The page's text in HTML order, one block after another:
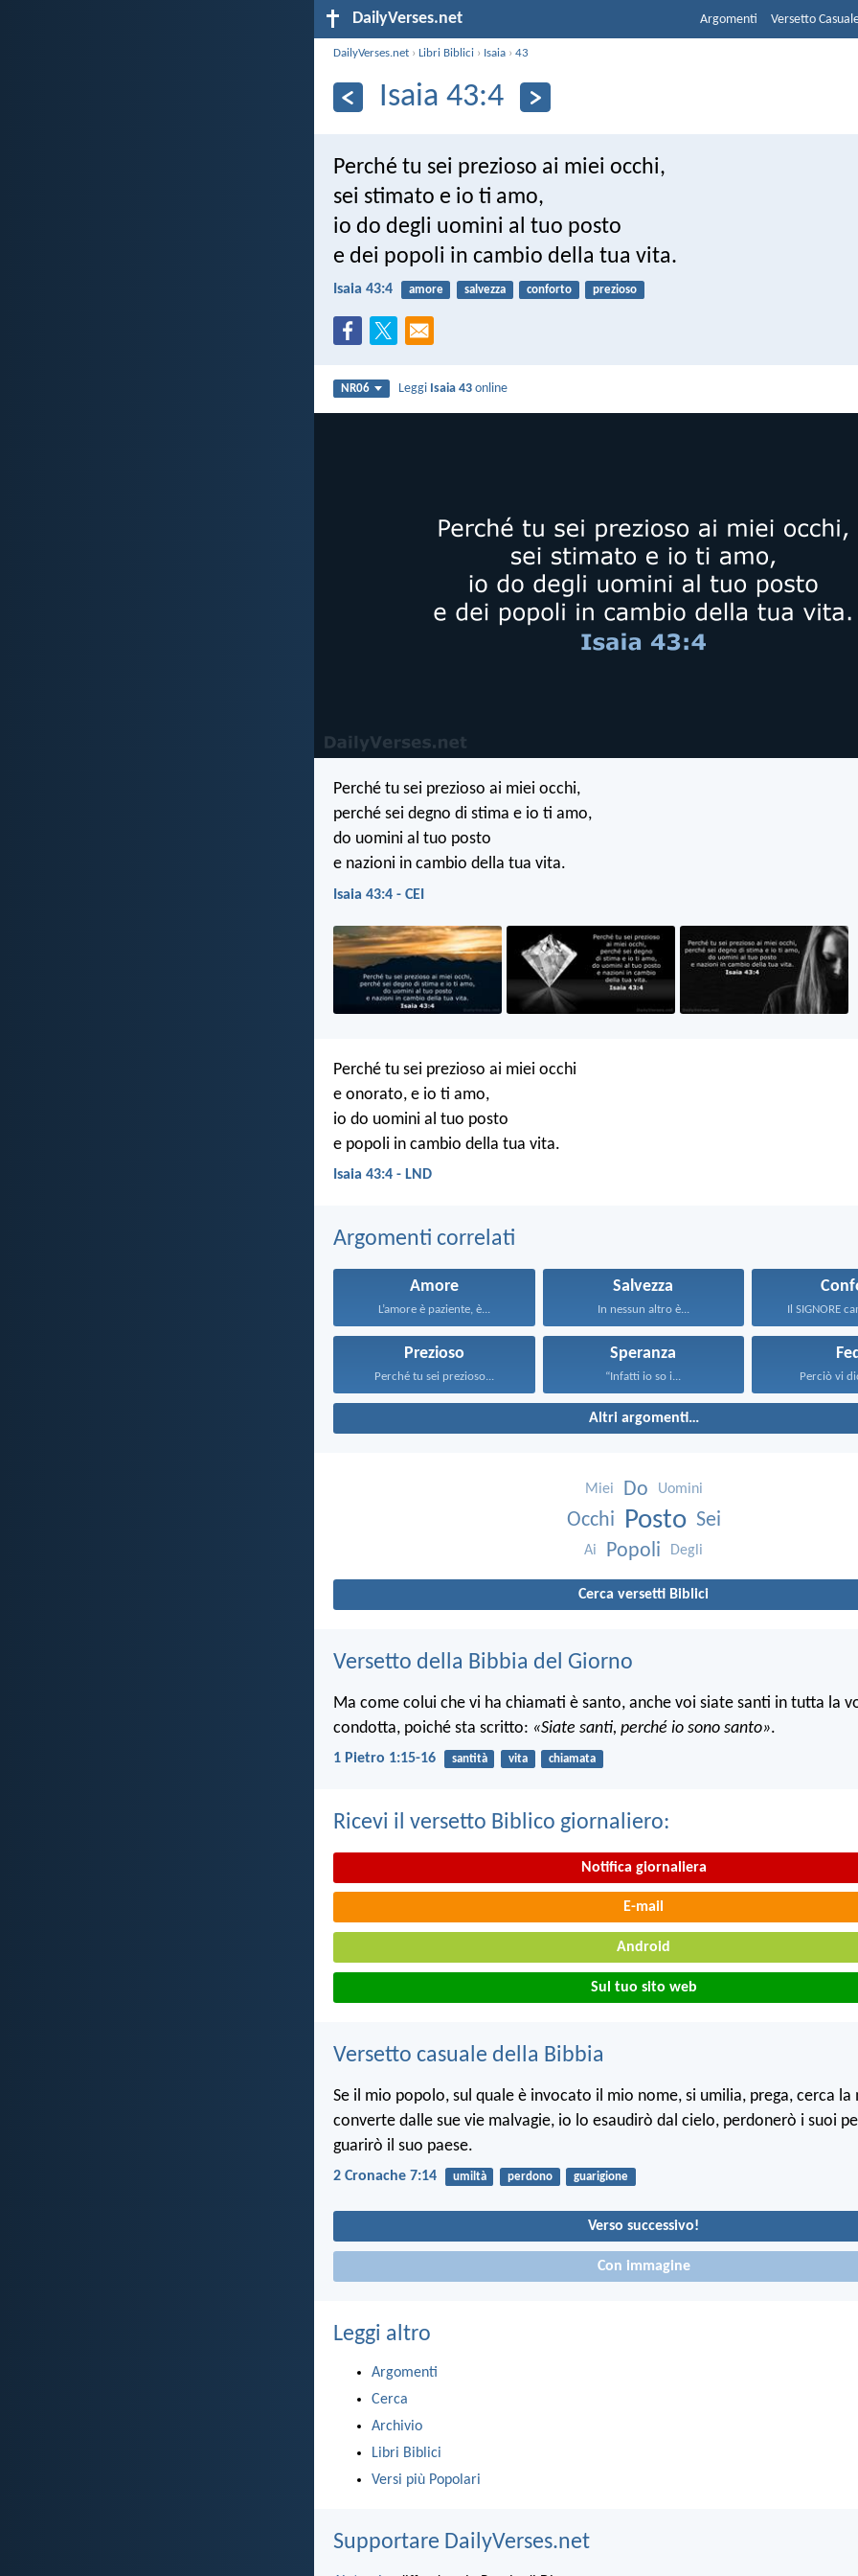
DailyVerses.net Argomenti Versetto
DailyVerses.net ›Libri Biblici › Isaia ›43
Isaia 43:4
Perché tu sei prezioso ai miei occhi,
sei stimato e io ti amo,
io do degli uomini al tuo posto
e dei popoli in cambio della tua vita.
Isaia 43:4 amore salvezza conforto prezioso
NR06 Leggi Isaia 43 online
Perché tu sei prezioso ai miei occhi,
perché sei degno di stima e io ti amo,
do uomini al tuo posto
e nazioni in cambio della tua vita.
Isaia 43:4 - CEI
Perché tu sei prezioso ai miei occhi
e onorato, e io ti amo,
io do uomini al tuo posto
e popoli in cambio della tua vita.
Isaia 43:4 - LND
Argomenti correlati
Amore
L’amore è paziente, è...
Salvezza
In nessun altro è... Il SIGNORE
Prezioso
Perché tu sei prezioso...
Speranza
“Infatti io so i... Perciò vi
Altri argomenti…
Miei Do Uomini
Occhi Posto Sei
Ai Popoli Degli
Cerca versetti Biblici
Versetto della Bibbia del Giorno
Ma come colui che vi ha chiamati è santo, anche voi siate santi in tutta la
condotta, poiché sta scritto: «Siate santi, perché io sono santo».
1 Pietro 1:15-16 santità vita chiamata
Ricevi il versetto Biblico giornaliero:
Notifica giornaliera
E-mail
Android
Sul tuo sito web
Versetto casuale della Bibbia
Se il mio popolo, sul quale è invocato il mio nome, si umilia, prega, cerca la
converte dalle sue vie malvagie, io lo esaudirò dal cielo, perdonerò i suoi
guarirò il suo paese.
2 Cronache 7:14 umiltà perdono guarigione
Verso successivo!
Con immagine
Leggi altro
Argomenti
Cerca
Archivio
Libri Biblici
Versi più Popolari
Supportare DailyVerses.net